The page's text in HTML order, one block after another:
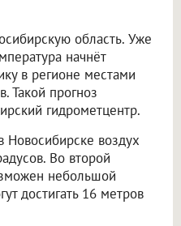
область. Уже
начнёт
в регионе местами
Такой прогноз
гидрометцентр.
Новосибирске воздух
Во второй
небольшой
достигать 16 метров